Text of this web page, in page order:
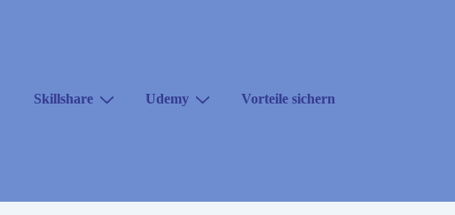
Skillshare Udemy Vorteile sichern